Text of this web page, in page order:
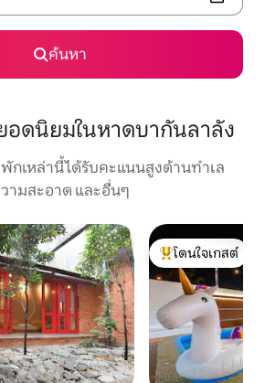
ค้นหา
ดนิยมในหาดบากันลาลัง
กเหล่านี้ได้รับคะแนนสูงด้านทำเล
ามสะอาด และอื่นๆ
โดนใจเกสต์ที่สุด
โดนใจเกสต์